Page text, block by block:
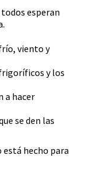
esperan
viento y
y los
a hacer
se den las
hecho para